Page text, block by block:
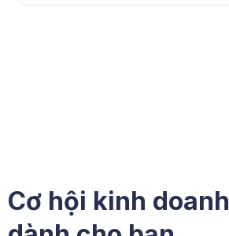
Cơ hội kinh doanh